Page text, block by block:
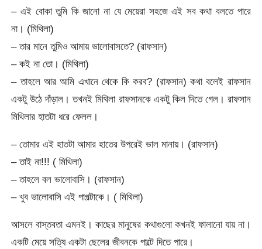
– এই বোকা তুমি কি জানো না যে মেয়েরা সহজে এই সব কথা বলতে পারে
না। (মিথিলা)
– তার মানে তুমিও আমায় ভালোবাসতে? (রাফসান)
– কই না তো। (মিথিলা)
– তাহলে আর আমি এখানে থেকে কি করব? (রাফসান) কথা বলেই রাফসান
একটু উঠে দাঁড়াল। তখনই মিথিলা রাফসানকে একটু কিল দিতে গেল। রাফসান
মিথিলার হাতটা ধরে ফেলল।
– তোমার এই হাতটা আমার হাতের উপরেই ভাল মানায়। (রাফসান)
– তাই না!!! ( মিথিলা)
– তাহলে বল ভালোবাসি। (রাফসান)
– খুব ভালোবাসি এই পাগল্টাকে। ( মিথিলা)
আসলে বাস্তবতা এমনই। কাছের মানুষের কথাগুলো কখনই ফালানো যায় না।
একটি মেয়ে সত্যি একটা ছেলের জীবনকে পাল্টে দিতে পারে।